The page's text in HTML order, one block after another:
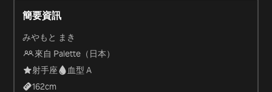
簡要資訊
みやもと まき
來自 Palette（日本）
射手座
血型 A
162cm